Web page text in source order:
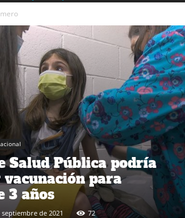
Salud Pública podría
para
3 años
septiembre de 2021 72